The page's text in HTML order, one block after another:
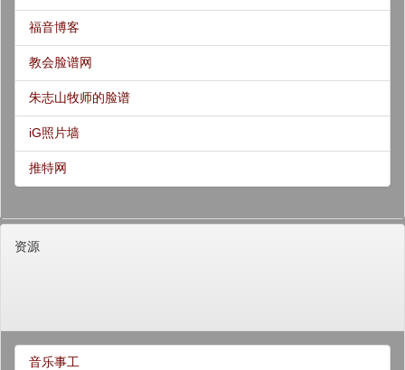
福音博客
教会脸谱网
朱志山牧师的脸谱
iG照片墙
推特网
资源
音乐事工